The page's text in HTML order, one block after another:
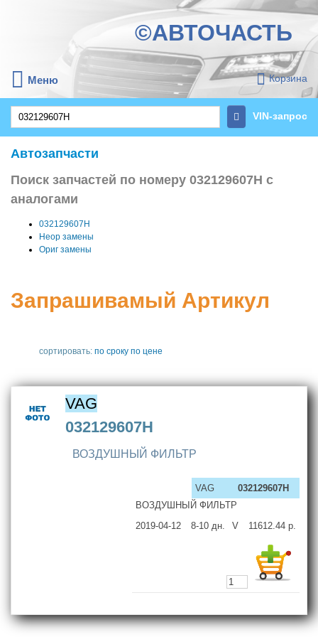
©АВТОЧАСТЬ
Меню Корзина
VIN-запрос
Автозапчасти
Поиск запчастей по номеру 032129607H с
аналогами
032129607H
Неор замены
Ориг замены
Запрашивамый Артикул
сортировать: по сроку по цене
VAG
032129607H
ВОЗДУШНЫЙ ФИЛЬТР
VAG
032129607H
ВОЗДУШНЫЙ ФИЛЬТР
2019-04-12
8-10 дн. V 11612.44 р.